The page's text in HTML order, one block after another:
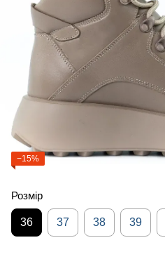
−15%
Розмір
36 37 38 39